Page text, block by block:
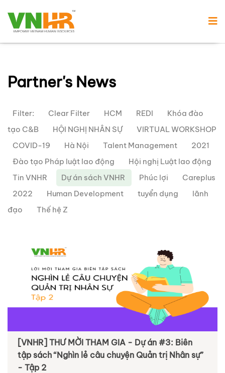
Partner's News
Filter: Clear Filter HCM REDI
Khóa đào
tạo C&B
HỘI NGHỊ NHÂN SỰ
VIRTUAL WORKSHOP
COVID-19
Hà Nội Talent Management
2021
Đào tạo Pháp luật lao động
Hội nghị Luật lao động
Tin VNHR
Dự án sách VNHR Phúc lợi
Careplus
2022
Human Development tuyển dụng
lãnh
đạo
Thế hệ Z
[VNHR] THƯ MỜI THAM GIA - Dự án #3: Biên
tập sách “Nghìn lẻ câu chuyện Quản trị Nhân sự”
- Tập 2